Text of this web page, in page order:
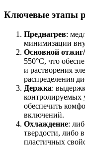
Ключевые этапы
Преднагрев:
минимизации
Основной
550°C, что
и растворения
распределения
Держка:
контролируемых
обеспечить
включений.
Охлаждение:
твердости, либо
пластичных